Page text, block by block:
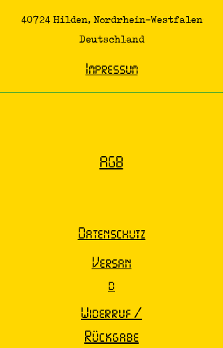
40724 Hilden, Nordrhein-Westfalen
Deutschland
Impressum
AGB
Datenschutz
Versan
d
Widerruf /
Rückgabe